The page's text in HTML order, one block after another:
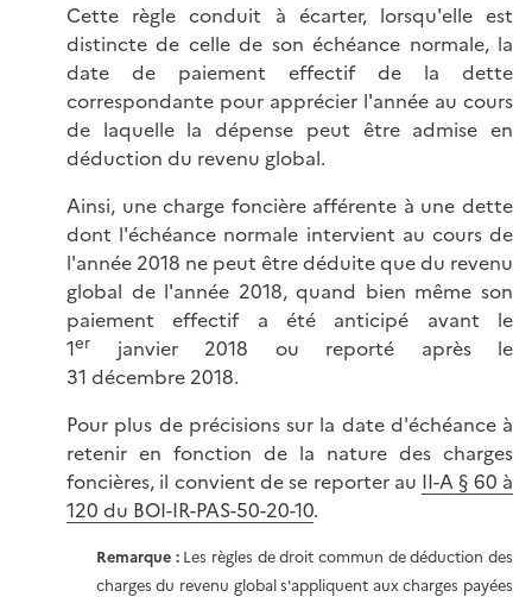
Cette règle conduit à écarter, lorsqu'elle est
distincte de celle de son échéance normale, la
date de paiement effectif de la dette
correspondante pour apprécier l'année au cours
de laquelle la dépense peut être admise en
déduction du revenu global.
Ainsi, une charge foncière afférente à une dette
dont l'échéance normale intervient au cours de
l'année 2018 ne peut être déduite que du revenu
global de l'année 2018, quand bien même son
paiement effectif a été anticipé avant le
1er janvier 2018 ou reporté après le
31 décembre 2018.
Pour plus de précisions sur la date d'échéance à
retenir en fonction de la nature des charges
foncières, il convient de se reporter au II-A § 60 à
120 du BOI-IR-PAS-50-20-10.
Remarque :Les règles de droit commun de déduction des
charges du revenu global s'appliquent aux charges payées